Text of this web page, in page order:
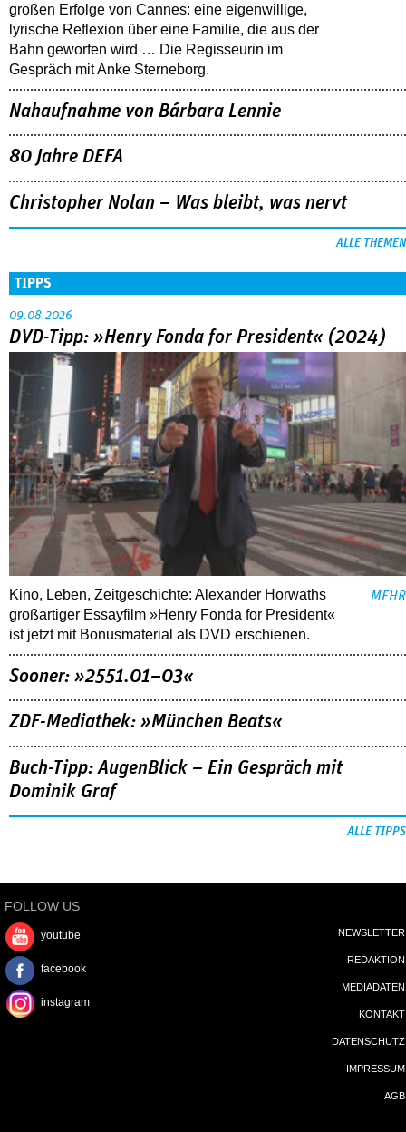
großen Erfolge von Cannes: eine eigenwillige,
lyrische Reflexion über eine ­Familie, die aus der
Bahn geworfen wird … Die Regisseurin im
Gespräch mit Anke Sterneborg.
Nahaufnahme von Bárbara Lennie
80 Jahre DEFA
Christopher Nolan – Was bleibt, was nervt
ALLE THEMEN
TIPPS
09.08.2026
DVD-Tipp: »Henry Fonda for President« (2024)
Kino, Leben, Zeitgeschichte: Alexander Horwaths
großartiger Essayfilm »Henry Fonda for President«
ist jetzt mit Bonusmaterial als DVD erschienen.
MEHR
Sooner: »2551.01–03«
ZDF-Mediathek: »München Beats«
Buch-Tipp: AugenBlick – Ein Gespräch mit
Dominik Graf
ALLE TIPPS
FOLLOW US
youtube
facebook
instagram
NEWSLETTER
REDAKTION
MEDIADATEN
KONTAKT
DATENSCHUTZ
IMPRESSUM
AGB